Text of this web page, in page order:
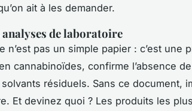
ait à les demander.
de laboratoire
n’est pas un simple papier : c’est une
cannabinoïdes, confirme l’absence
résiduels. Sans ce document,
Et devinez quoi ? Les produits les